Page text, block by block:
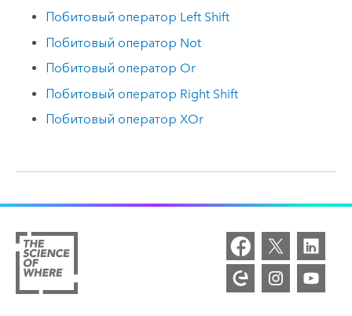
Побитовый оператор Left Shift
Побитовый оператор Not
Побитовый оператор Or
Побитовый оператор Right Shift
Побитовый оператор XOr